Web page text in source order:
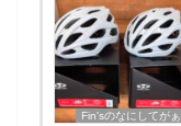
Fin'sのなにしてがぁ